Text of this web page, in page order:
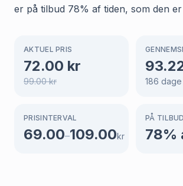
er på tilbud 78% af tiden, som den
AKTUEL PRIS
72.00 kr
99.00kr 186 dage
PRISINTERVAL
69.00–109.00kr
PÅ TILBUD
78%